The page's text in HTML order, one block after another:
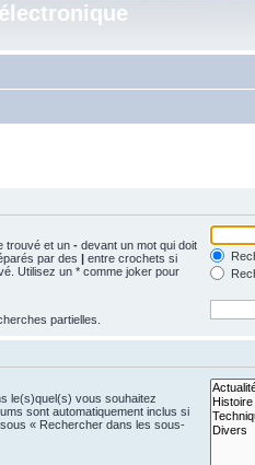
trouvé et un - devant un mot qui doit
par des | entre crochets si
Utilisez un * comme joker pour
partielles.
le(s)quel(s) vous souhaitez
sont automatiquement inclus si
« Rechercher dans les sous-